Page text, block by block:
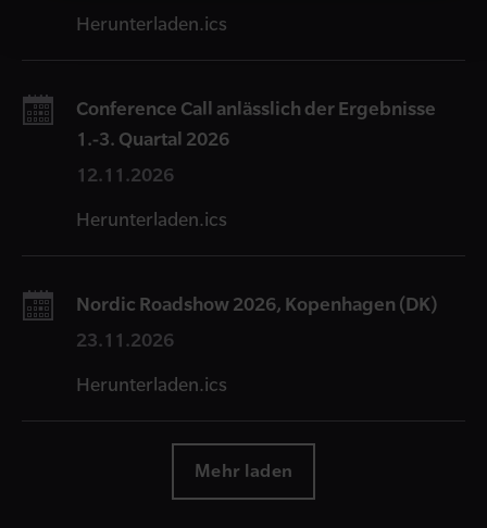
Herunterladen.ics
Conference Call anlässlich der Ergebnisse
1.-3. Quartal 2026
12.11.2026
Herunterladen.ics
Nordic Roadshow 2026, Kopenhagen (DK)
23.11.2026
Herunterladen.ics
Mehr laden